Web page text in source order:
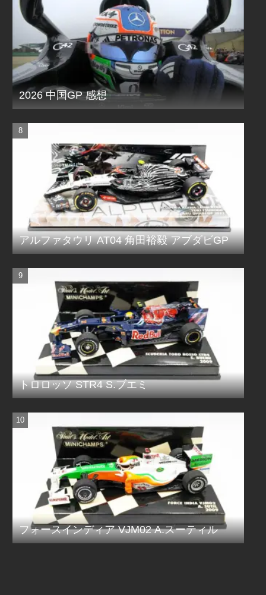
2026 中国GP 感想
アルファタウリ AT04 角田裕毅 アブダビGP
トロロッソ STR4 S.ブエミ
フォースインディア VJM02 A.スーティル